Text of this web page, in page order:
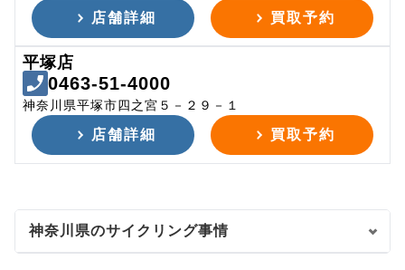
店舗詳細 買取予約
平塚店
0463-51-4000
神奈川県平塚市四之宮５－２９－１
店舗詳細 買取予約
神奈川県のサイクリング事情